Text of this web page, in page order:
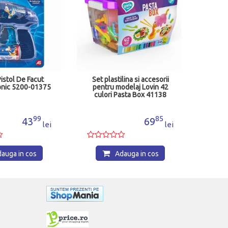
De Facut
5200-01375
4399
lei
in cos
Set plastilina si accesorii
pentru modelaj Lovin 42
culori Pasta Box 41138
6985
lei
Adauga in cos